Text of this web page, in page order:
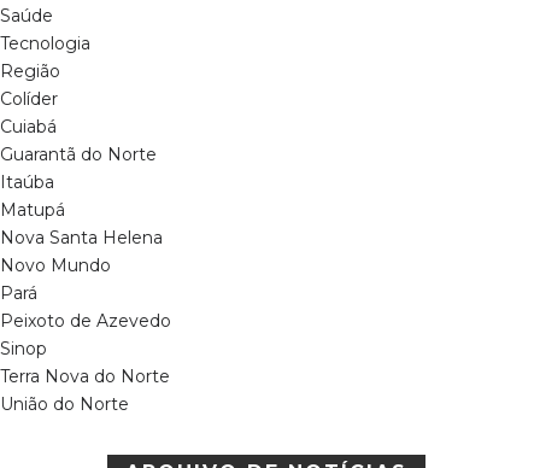
Saúde
Tecnologia
Região
Colíder
Cuiabá
Guarantã do Norte
Itaúba
Matupá
Nova Santa Helena
Novo Mundo
Pará
Peixoto de Azevedo
Sinop
Terra Nova do Norte
União do Norte